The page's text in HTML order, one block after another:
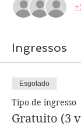
Ingressos
Esgotado
Tipo de ingresso
Gratuito (3